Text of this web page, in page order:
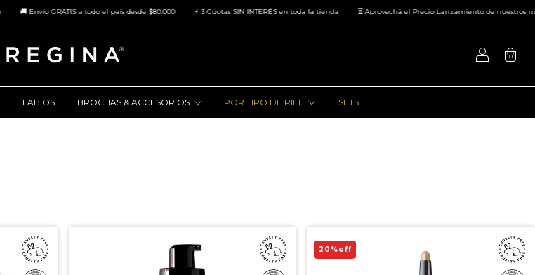
🚚 Envío GRATIS a todo el país desde $80.000 ⚡ 3 Cuotas SIN INTERÉS en toda la tienda ⏳ Aprovechá el Precio Lanzamiento de nuestros
0
LABIOS BROCHAS & ACCESORIOS POR TIPO DE PIEL SETS
20 %off